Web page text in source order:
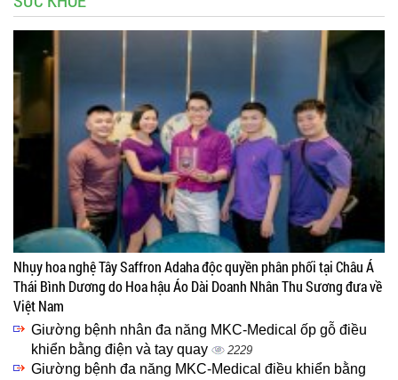
Nhụy hoa nghệ Tây Saffron Adaha độc quyền phân phối tại Châu Á
Thái Bình Dương do Hoa hậu Áo Dài Doanh Nhân Thu Sương đưa về
Việt Nam
Giường bệnh nhân đa năng MKC-Medical ốp gỗ điều
khiển bằng điện và tay quay
2229
Giường bệnh đa năng MKC-Medical điều khiển bằng